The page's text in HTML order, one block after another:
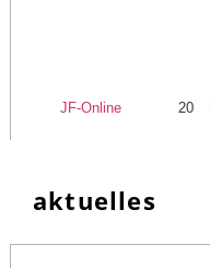
JF-Online 20
aktuelles